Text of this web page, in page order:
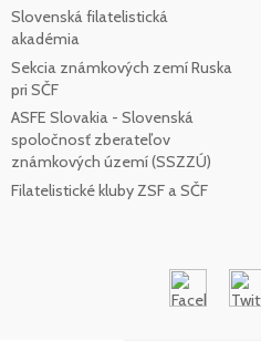
Slovenská filatelistická
akadémia
Sekcia známkových zemí Ruska
pri SČF
ASFE Slovakia - Slovenská
spoločnosť zberateľov
známkových území (SSZZÚ)
Filatelistické kluby ZSF a SČF